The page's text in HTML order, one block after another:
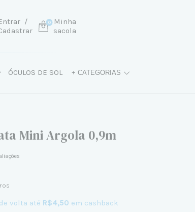
/
Minha
sacola
0
ÓCULOS DE SOL + CATEGORIAS
Mini Argola 0,9m
volta até R$4,50 em cashback